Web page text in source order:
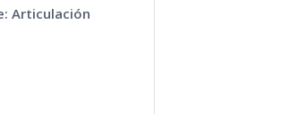
Articulación